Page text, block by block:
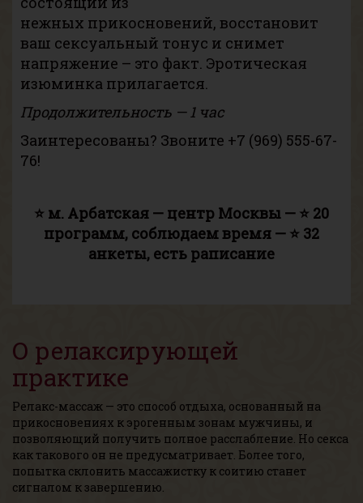
нежных прикосновений, восстановит
ваш сексуальный тонус и снимет
напряжение – это факт. Эротическая
изюминка прилагается.
Продолжительность — 1 час
Заинтересованы? Звоните +7 (969) 555-67-
76!
⭐ м. Арбатская — центр Москвы — ⭐ 20
программ, соблюдаем время — ⭐ 32
анкеты, есть раписание
О релаксирующей
практике
Релакс-массаж — это способ отдыха, основанный на
прикосновениях к эрогенным зонам мужчины, и
позволяющий получить полное расслабление. Но секса
как такового он не предусматривает. Более того,
попытка склонить массажистку к соитию станет
сигналом к завершению.